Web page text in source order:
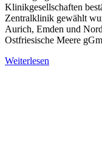
Klinikgesellschaften
Zentralklinik gewählt
Aurich, Emden und
Ostfriesische Meere
Weiterlesen